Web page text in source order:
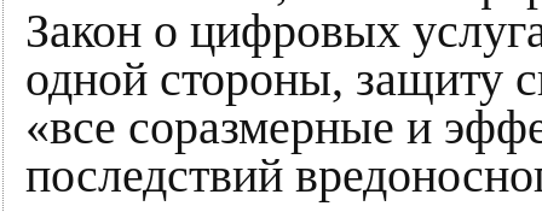
Закон о цифровых
одной стороны, защиту
«все соразмерные и
последствий